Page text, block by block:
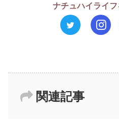
ナチュハイライ
関連記事